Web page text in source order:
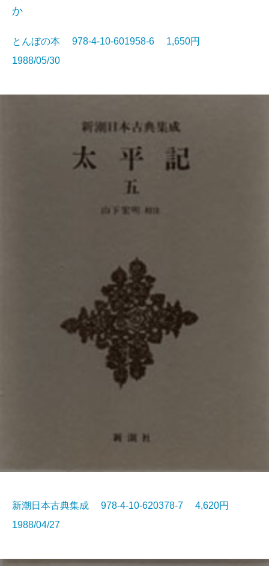
か
とんぼの本 978-4-10-601958-6 1,650円
1988/05/30
新潮日本古典集成 978-4-10-620378-7 4,620円
1988/04/27